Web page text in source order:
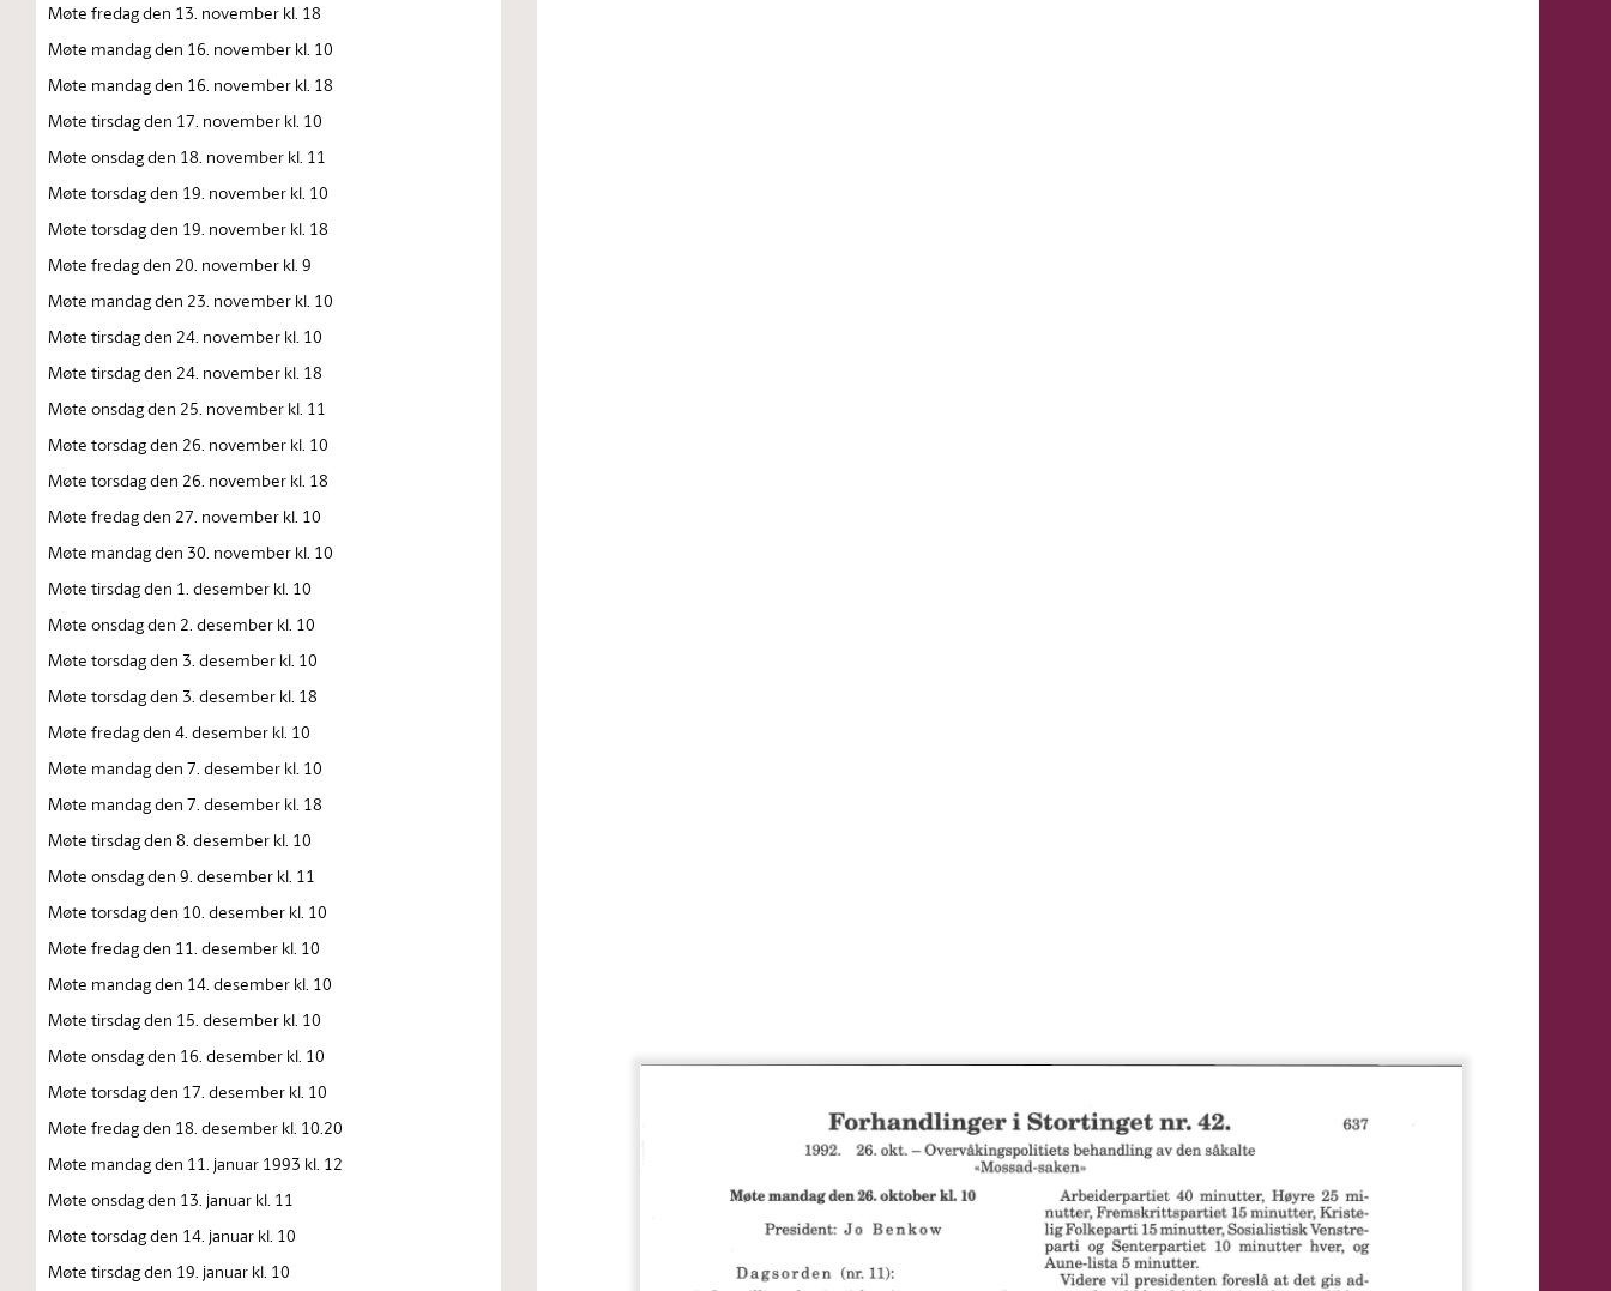
Møte fredag den 13. november kl. 18
Møte mandag den 16. november kl. 10
Møte mandag den 16. november kl. 18
Møte tirsdag den 17. november kl. 10
Møte onsdag den 18. november kl. 11
Møte torsdag den 19. november kl. 10
Møte torsdag den 19. november kl. 18
Møte fredag den 20. november kl. 9
Møte mandag den 23. november kl. 10
Møte tirsdag den 24. november kl. 10
Møte tirsdag den 24. november kl. 18
Møte onsdag den 25. november kl. 11
Møte torsdag den 26. november kl. 10
Møte torsdag den 26. november kl. 18
Møte fredag den 27. november kl. 10
Møte mandag den 30. november kl. 10
Møte tirsdag den 1. desember kl. 10
Møte onsdag den 2. desember kl. 10
Møte torsdag den 3. desember kl. 10
Møte torsdag den 3. desember kl. 18
Møte fredag den 4. desember kl. 10
Møte mandag den 7. desember kl. 10
Møte mandag den 7. desember kl. 18
Møte tirsdag den 8. desember kl. 10
Møte onsdag den 9. desember kl. 11
Møte torsdag den 10. desember kl. 10
Møte fredag den 11. desember kl. 10
Møte mandag den 14. desember kl. 10
Møte tirsdag den 15. desember kl. 10
Møte onsdag den 16. desember kl. 10
Møte torsdag den 17. desember kl. 10
Møte fredag den 18. desember kl. 10.20
Møte mandag den 11. januar 1993 kl. 12
Møte onsdag den 13. januar kl. 11
Møte torsdag den 14. januar kl. 10
Møte tirsdag den 19. januar kl. 10